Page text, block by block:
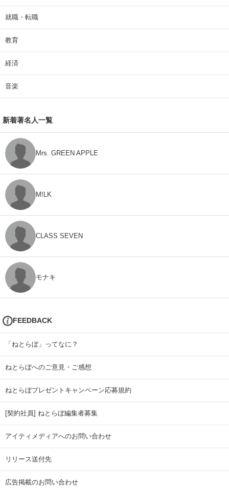
就職・転職
教育
経済
音楽
新着著名人一覧
Mrs. GREEN APPLE
M!LK
CLASS SEVEN
モナキ
FEEDBACK
「ねとらぼ」ってなに？
ねとらぼへのご意見・ご感想
ねとらぼプレゼントキャンペーン応募規約
[契約社員] ねとらぼ編集者募集
アイティメディアへのお問い合わせ
リリース送付先
広告掲載のお問い合わせ